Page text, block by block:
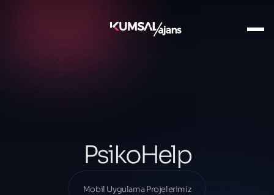
Projelerimiz
Mobil Uygulama Projelerimiz
PsikoHelp
Mobil Uygulama Projelerimiz